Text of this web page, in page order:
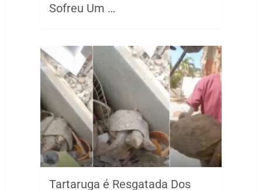
Sofreu Um …
Tartaruga é Resgatada Dos